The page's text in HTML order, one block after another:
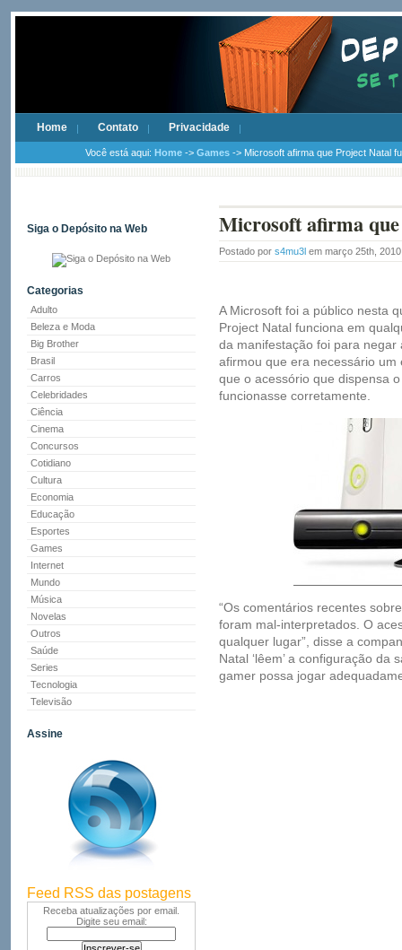
Home Contato Privacidade
Você está aqui: Home -> Games -> Microsoft afirma que Project Natal
Siga o Depósito na Web
Categorias
Adulto
Beleza e Moda
Big Brother
Brasil
Carros
Celebridades
Ciência
Cinema
Concursos
Cotidiano
Cultura
Economia
Educação
Esportes
Games
Internet
Mundo
Música
Novelas
Outros
Saúde
Series
Tecnologia
Televisão
Assine
Feed RSS das postagens
Receba atualizações por email.
Digite seu email:
Microsoft afirma
Postado por s4mu3l em março 25th,
A Microsoft foi a público nesta
Project Natal funciona em
da manifestação foi para
afirmou que era necessário
que o acessório que dispensa
funcionasse corretamente.
“Os comentários recentes
foram mal-interpretados. O
qualquer lugar”, disse a
Natal ‘lêem’ a configuração
gamer possa jogar